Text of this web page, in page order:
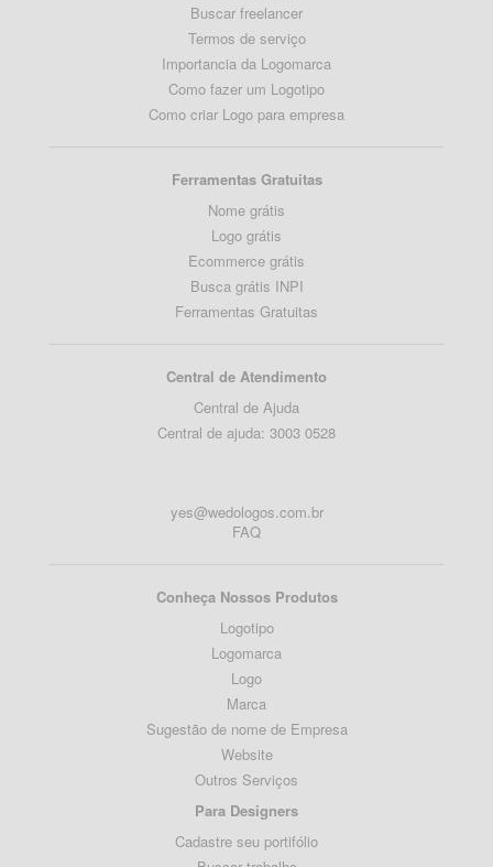
Buscar freelancer
Termos de serviço
Importancia da Logomarca
Como fazer um Logotipo
Como criar Logo para empresa
Ferramentas Gratuitas
Nome grátis
Logo grátis
Ecommerce grátis
Busca grátis INPI
Ferramentas Gratuitas
Central de Atendimento
Central de Ajuda
Central de ajuda: 3003 0528
yes@wedologos.com.br
FAQ
Conheça Nossos Produtos
Logotipo
Logomarca
Logo
Marca
Sugestão de nome de Empresa
Website
Outros Serviços
Para Designers
Cadastre seu portifólio